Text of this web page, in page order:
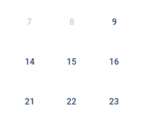
7 8 9
14 15 16
21 22 23